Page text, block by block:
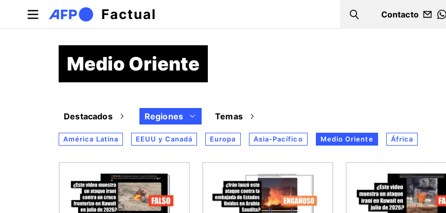
Pasar al contenido principal
Factual Search
Contacto
Medio Oriente
Destacados Regiones Temas
América Latina EEUU y Canadá Europa Asia-Pacífico Medio Oriente África